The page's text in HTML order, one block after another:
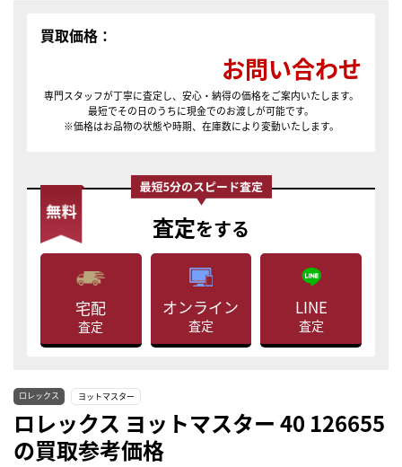
買取価格：
お問い合わせ
専門スタッフが丁寧に査定し、安心・納得の価格をご案内いたします。
最短でその日のうちに現金でのお渡しが可能です。
※価格はお品物の状態や時期、在庫数により変動いたします。
査定をする
宅配
査定
オンライン
査定
LINE
査定
ロレックス ヨットマスター
ロレックス ヨットマスター 40 126655
の買取参考価格